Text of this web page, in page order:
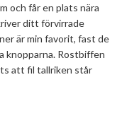
och får en plats nära
ditt förvirrade
är min favorit, fast de
knopparna. Rostbiffen
att fil tallriken står